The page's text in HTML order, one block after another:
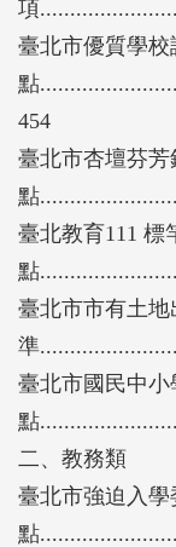
項
臺北市優質學
點
454
臺北市杏壇芬
點
臺北教育111 標
點
臺北市市有土
準
臺北市國民中
點
二、教務類
臺北市強迫入
點